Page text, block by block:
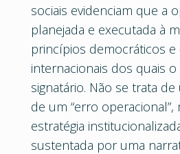
sociais evidenciam que a
planejada e executada à
princípios democráticos
internacionais dos quais o
signatário. Não se trata de
de um “erro operacional”,
estratégia
sustentada por uma